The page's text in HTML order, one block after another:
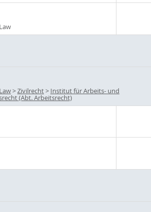
>Zivilrecht> Institut für Arbeits- und
(Abt. Arbeitsrecht)